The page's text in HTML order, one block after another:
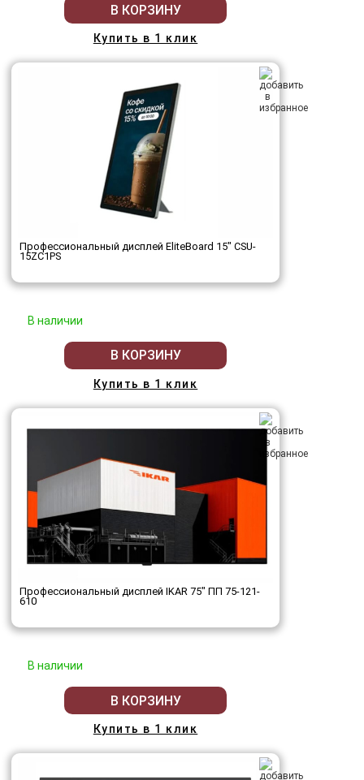
В КОРЗИНУ
Купить в 1 клик
Профессиональный дисплей EliteBoard 15" CSU-
15ZC1PS
В наличии
В КОРЗИНУ
Купить в 1 клик
Профессиональный дисплей IKAR 75" ПП 75-121-
610
В наличии
В КОРЗИНУ
Купить в 1 клик